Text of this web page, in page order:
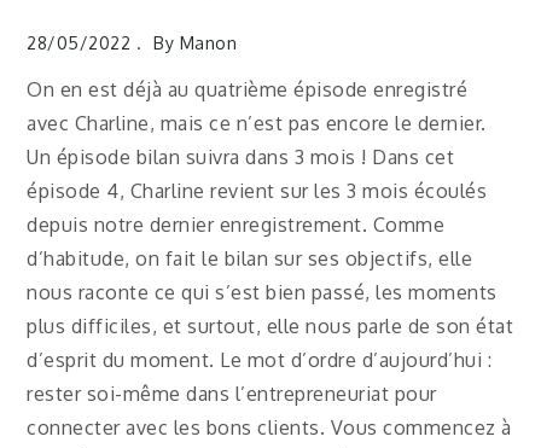
28/05/2022 By Manon
On en est déjà au quatrième épisode enregistré
avec Charline, mais ce n’est pas encore le dernier.
Un épisode bilan suivra dans 3 mois ! Dans cet
épisode 4, Charline revient sur les 3 mois écoulés
depuis notre dernier enregistrement. Comme
d’habitude, on fait le bilan sur ses objectifs, elle
nous raconte ce qui s’est bien passé, les moments
plus difficiles, et surtout, elle nous parle de son état
d’esprit du moment. Le mot d’ordre d’aujourd’hui :
rester soi-même dans l’entrepreneuriat pour
connecter avec les bons clients. Vous commencez à